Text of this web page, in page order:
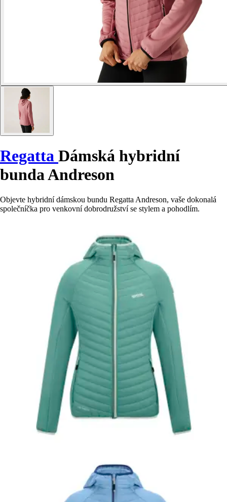
Regatta Dámská hybridní
bunda Andreson
Objevte hybridní dámskou bundu Regatta Andreson, vaše dokonalá
společníčka pro venkovní dobrodružství se stylem a pohodlím.